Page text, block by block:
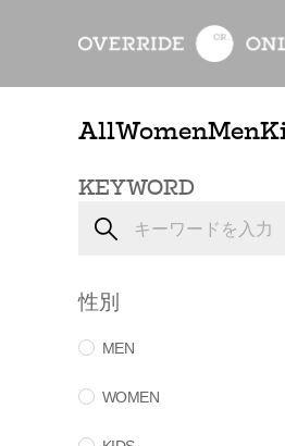
AllWomenMen
KEYWORD
性別
MEN
WOMEN